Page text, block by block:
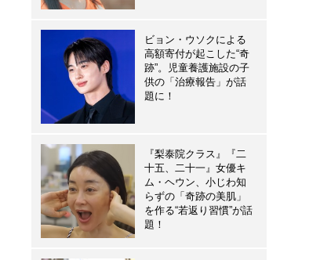
ビョン・ウソクによる
高額寄付が起こした“奇
跡”。児童養護施設の子
供の「治療報告」が話
題に！
『梨泰院クラス』『二
十五、二十一』女優キ
ム・ヘウン、小じわ知
らずの「奇跡の美肌」
を作る“若返り習慣”が話
題！